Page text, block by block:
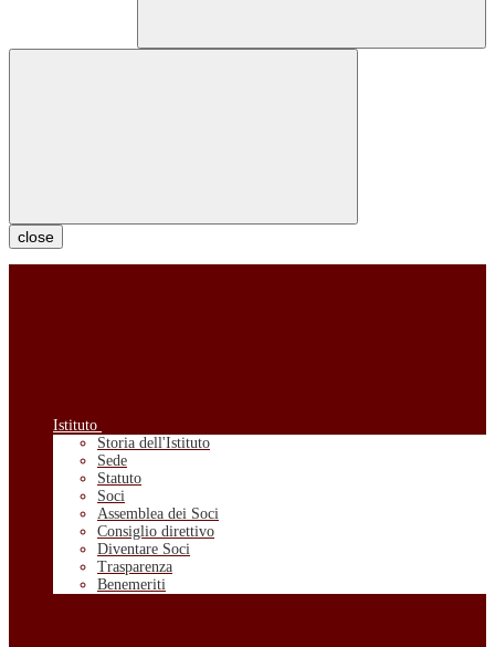
close
Istituto
Storia dell'Istituto
Sede
Statuto
Soci
Assemblea dei Soci
Consiglio direttivo
Diventare Soci
Trasparenza
Benemeriti